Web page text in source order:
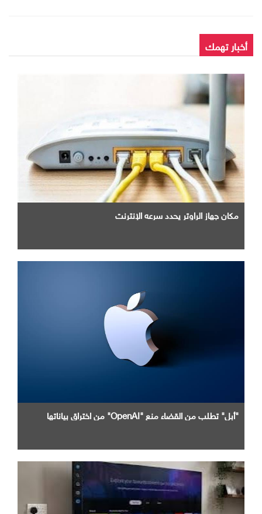
أخبار تهمك
مكان جهاز الراوتر يحدد سرعه الإنترنت
"أبل" تطلب من القضاء منع "OpenAI" من اختراق بياناتها